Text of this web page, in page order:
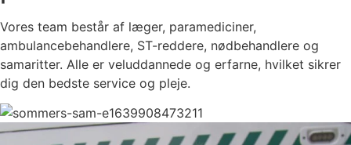
Vores team består af læger, paramediciner,
ambulancebehandlere, ST-reddere, nødbehandlere og
samaritter. Alle er veluddannede og erfarne, hvilket sikrer
dig den bedste service og pleje.